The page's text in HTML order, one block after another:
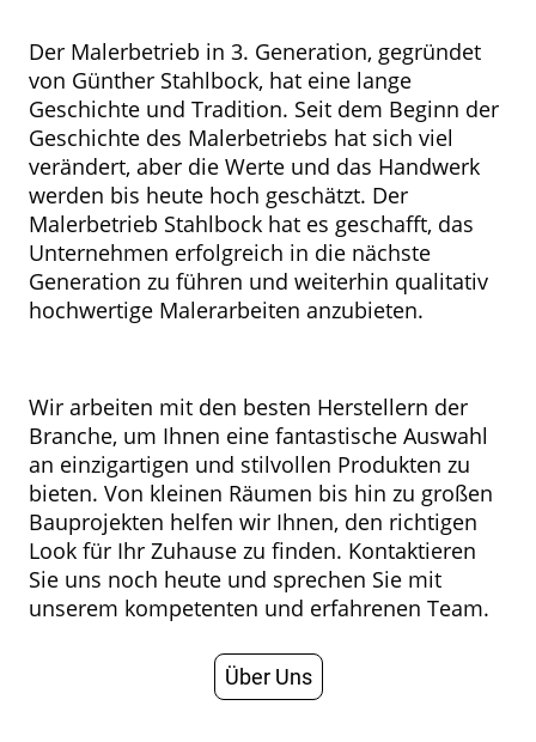
Der Malerbetrieb in 3. Generation, gegründet
von Günther Stahlbock, hat eine lange
Geschichte und Tradition. Seit dem Beginn der
Geschichte des Malerbetriebs hat sich viel
verändert, aber die Werte und das Handwerk
werden bis heute hoch geschätzt. Der
Malerbetrieb Stahlbock hat es geschafft, das
Unternehmen erfolgreich in die nächste
Generation zu führen und weiterhin qualitativ
hochwertige Malerarbeiten anzubieten.
Wir arbeiten mit den besten Herstellern der
Branche, um Ihnen eine fantastische Auswahl
an einzigartigen und stilvollen Produkten zu
bieten. Von kleinen Räumen bis hin zu großen
Bauprojekten helfen wir Ihnen, den richtigen
Look für Ihr Zuhause zu finden. Kontaktieren
Sie uns noch heute und sprechen Sie mit
unserem kompetenten und erfahrenen Team.
Über Uns